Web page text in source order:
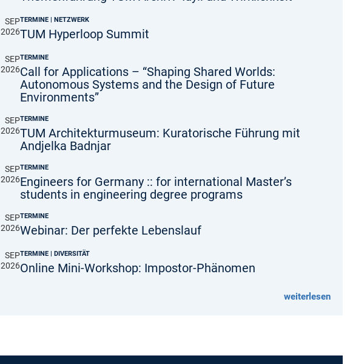
SEP
2026
TERMINE | NETZWERK
TUM Hyperloop Summit
SEP
2026
TERMINE
Call for Applications – “Shaping Shared Worlds:
Autonomous Systems and the Design of Future
Environments”
SEP
2026
TERMINE
TUM Architekturmuseum: Kuratorische Führung mit
Andjelka Badnjar
SEP
2026
TERMINE
Engineers for Germany :: for international Master’s
students in engineering degree programs
SEP
2026
TERMINE
Webinar: Der perfekte Lebenslauf
SEP
2026
TERMINE | DIVERSITÄT
Online Mini-Workshop: Impostor-Phänomen
weiterlesen